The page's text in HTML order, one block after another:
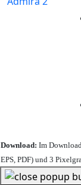
Download: Im
EPS, PDF) und 3